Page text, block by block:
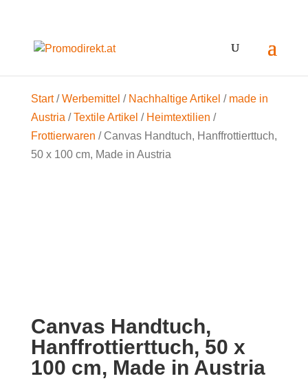
Start/Werbemittel / Nachhaltige Artikel / made in
Austria /Textile Artikel / Heimtextilien /
Frottierwaren / Canvas Handtuch, Hanffrottierttuch,
50 x 100 cm, Made in Austria
Canvas Handtuch,
Hanffrottierttuch, 50 x
100 cm, Made in Austria